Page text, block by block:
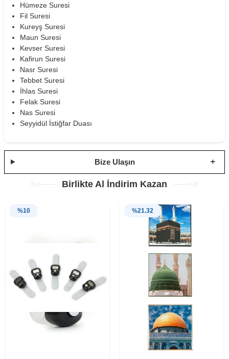
Hümeze Suresi
Fil Suresi
Kureyş Suresi
Maun Suresi
Kevser Suresi
Kafirun Suresi
Nasr Suresi
Tebbet Suresi
İhlas Suresi
Felak Suresi
Nas Suresi
Seyyidül İstiğfar Duası
Bize Ulaşın
Birlikte Al İndirim Kazan
%10 %21.32